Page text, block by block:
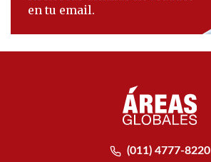
en tu email.
(011) 4777-8220